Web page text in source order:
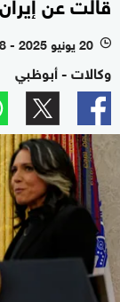
l 20 يونيو 2025 - 21:38 بتوقيت أبوظبي
وكالات - أبوظبي